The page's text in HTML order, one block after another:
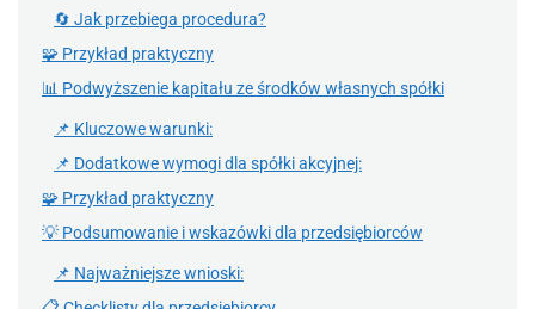
🔄 Jak przebiega procedura?
🧩 Przykład praktyczny
📊 Podwyższenie kapitału ze środków własnych spółki
📌 Kluczowe warunki:
📌 Dodatkowe wymogi dla spółki akcyjnej:
🧩 Przykład praktyczny
💡 Podsumowanie i wskazówki dla przedsiębiorców
📌 Najważniejsze wnioski: